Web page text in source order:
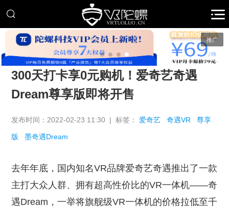
推广
300天打卡享0元购机！爱奇艺奇遇
Dream尊享版即将开售
发布时间：2022-02-23 11:30 | 标签：爱奇艺 奇遇VR 尊享
版 墨奇遇Dream
去年年底，国内知名VR品牌爱奇艺奇遇推出了一款
主打大众人群、拥有超高性价比的VR一体机——奇
遇Dream，一举将旗舰级VR一体机的价格拉低至千